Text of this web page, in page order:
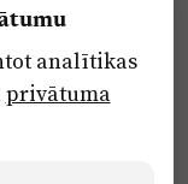
analītikas
privātuma